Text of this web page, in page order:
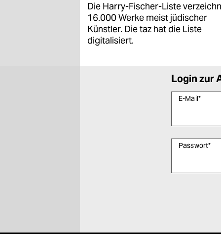
Die Harry-Fischer-Liste
16.000 Werke meist jüdischer
Künstler. Die taz hat die Liste
digitalisiert.
Login zur
E-Mail*
Passwort*